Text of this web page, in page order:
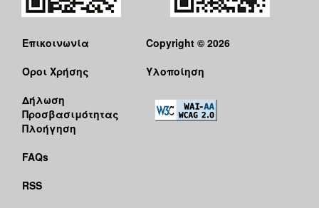
Επικοινωνία
Όροι Χρήσης
Δήλωση
Προσβασιμότητας
Πλοήγηση
FAQs
RSS
Copyright © 2026
Υλοποίηση